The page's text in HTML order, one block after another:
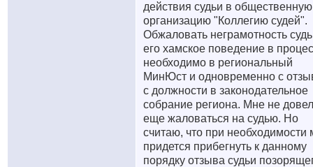
действия судьи в общественную
организацию "Коллегию судей".
Обжаловать неграмотность
его хамское поведение в
необходимо в региональный
МинЮст и одновременно с
с должности в законодательное
собрание региона. Мне не
еще жаловаться на судью. Но
считаю, что при необходимости
придется прибегнуть к данному
порядку отзыва судьи